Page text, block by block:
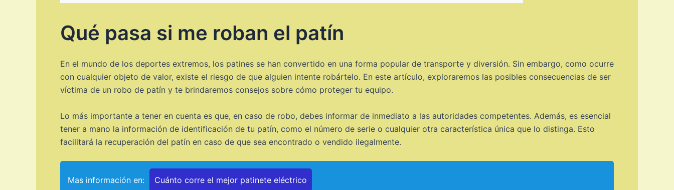
Qué pasa si me roban el patín
En el mundo de los deportes extremos, los patines se han convertido en una forma popular de transporte y diversión. Sin embargo, como ocurre
con cualquier objeto de valor, existe el riesgo de que alguien intente robártelo. En este artículo, exploraremos las posibles consecuencias de ser
víctima de un robo de patín y te brindaremos consejos sobre cómo proteger tu equipo.
Lo más importante a tener en cuenta es que, en caso de robo, debes informar de inmediato a las autoridades competentes. Además, es esencial
tener a mano la información de identificación de tu patín, como el número de serie o cualquier otra característica única que lo distinga. Esto
facilitará la recuperación del patín en caso de que sea encontrado o vendido ilegalmente.
Mas información en: Cuánto corre el mejor patinete eléctrico